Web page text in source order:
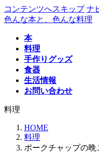
コンテンツへスキップ ナ
色んな本と、色んな料理
本
料理
手作りグッズ
食器
生活情報
お問い合わせ
料理
HOME
料理
ポークチャップの